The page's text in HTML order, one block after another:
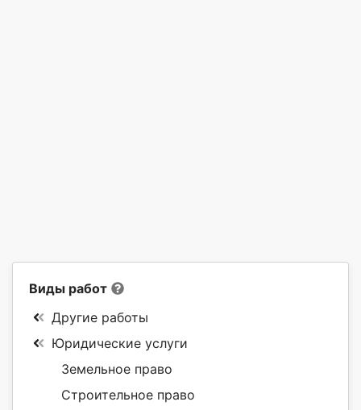
Виды работ
Другие работы
Юридические услуги
Земельное право
Строительное право